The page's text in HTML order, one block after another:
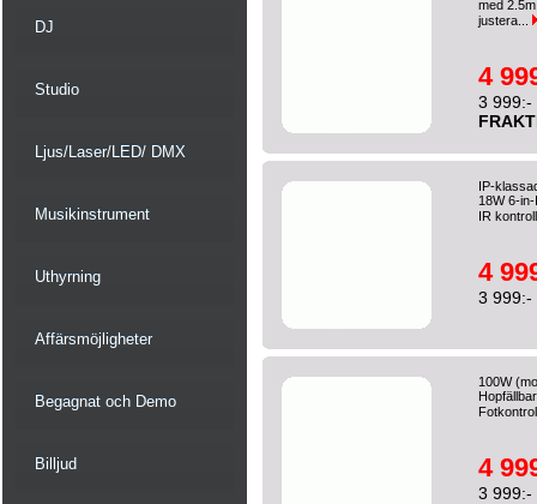
DJ
Studio
Ljus/Laser/LED/ DMX
Musikinstrument
Uthyrning
Affärsmöjligheter
Begagnat och Demo
Billjud
med
justera...
4
3 999:-
IP-
18W 6-
IR
4
3 999:-
100W
4
3 999:-